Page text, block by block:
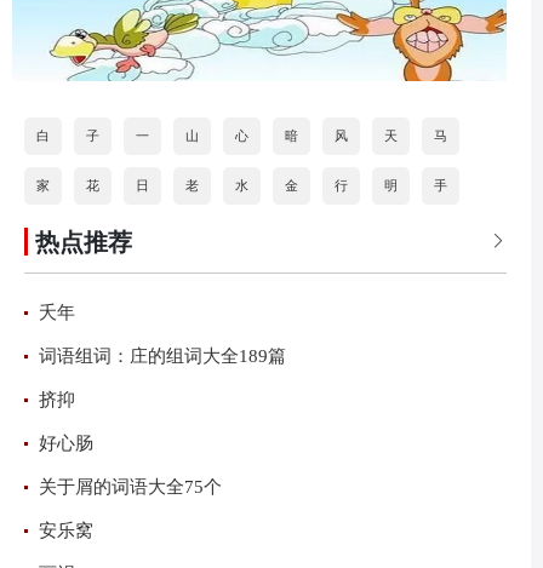
白 子 一 山 心 暗 风 天 马
家 花 日 老 水 金 行 明 手
道 打 
热点推荐
夭年
词语组词：庄的组词大全189篇
挤抑
好心肠
关于屑的词语大全75个
安乐窝